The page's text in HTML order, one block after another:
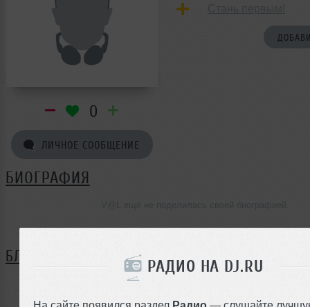
РАДИО НА DJ.RU
На сайте появился раздел Радио — слушайте
0
ЛИЧНОЕ СООБЩЕНИЕ
БИОГРАФИЯ
БЛОГ